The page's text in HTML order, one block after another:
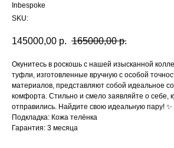
Inbespoke
SKU:
145000,00 р. 165000,00 р.
Окунитесь в роскошь с нашей изысканной
туфли, изготовленные вручную с особой
материалов, представляют собой идеальное
комфорта. Стильно и смело заявляйте о себе,
отправились. Найдите свою идеальную пару! ✨
Подкладка: Кожа телёнка
Гарантия: 3 месяца